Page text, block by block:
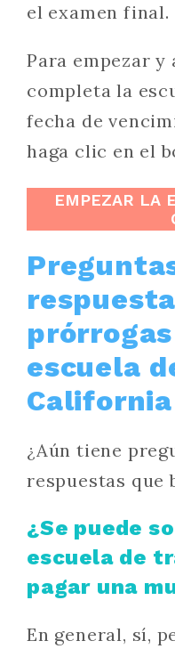
el examen final.
Para empezar y
completa la
fecha de
haga clic en el
EMPEZAR LA
escuela
California
¿Aún tiene
respuestas que
¿Se puede
escuela de
pagar una
En general, sí,